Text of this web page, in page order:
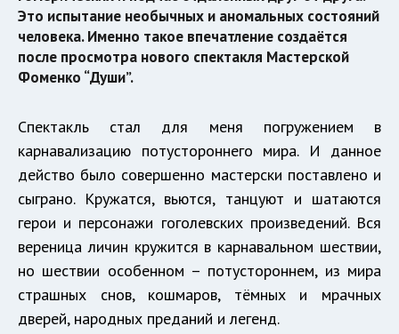
Это испытание необычных и аномальных состояний
человека. Именно такое впечатление создаётся
после просмотра нового спектакля Мастерской
Фоменко “Души”.
Спектакль стал для меня погружением в
карнавализацию потустороннего мира. И данное
действо было совершенно мастерски поставлено и
сыграно. Кружатся, вьются, танцуют и шатаются
герои и персонажи гоголевских произведений. Вся
вереница личин кружится в карнавальном шествии,
но шествии особенном – потустороннем, из мира
страшных снов, кошмаров, тёмных и мрачных
дверей, народных преданий и легенд.